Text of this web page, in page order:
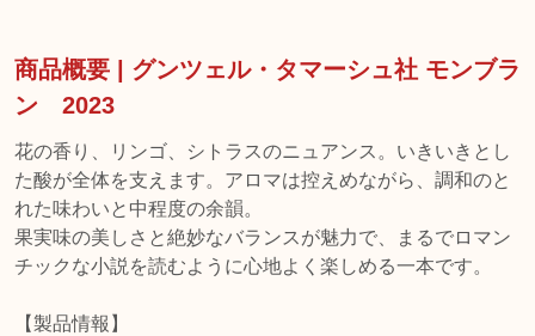
商品概要 | グンツェル・タマーシュ社 モンブラ
ン 2023
花の香り、リンゴ、シトラスのニュアンス。いきいきとし
た酸が全体を支えます。アロマは控えめながら、調和のと
れた味わいと中程度の余韻。
果実味の美しさと絶妙なバランスが魅力で、まるでロマン
チックな小説を読むように心地よく楽しめる一本です。
【製品情報】